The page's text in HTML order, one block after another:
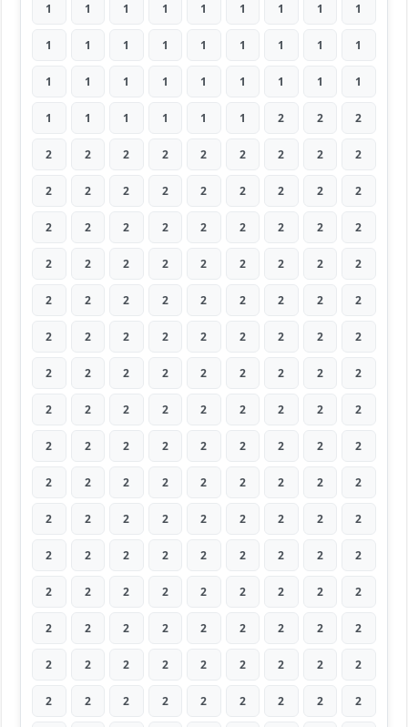
1 1 1 1 1 1 1 1 1
1 1 1 1 1 1 1 1 1
1 1 1 1 1 1 1 1 1
1 1 1 1 1 1 2 2 2
2 2 2 2 2 2 2 2 2
2 2 2 2 2 2 2 2 2
2 2 2 2 2 2 2 2 2
2 2 2 2 2 2 2 2 2
2 2 2 2 2 2 2 2 2
2 2 2 2 2 2 2 2 2
2 2 2 2 2 2 2 2 2
2 2 2 2 2 2 2 2 2
2 2 2 2 2 2 2 2 2
2 2 2 2 2 2 2 2 2
2 2 2 2 2 2 2 2 2
2 2 2 2 2 2 2 2 2
2 2 2 2 2 2 2 2 2
2 2 2 2 2 2 2 2 2
2 2 2 2 2 2 2 2 2
2 2 2 2 2 2 2 2 2